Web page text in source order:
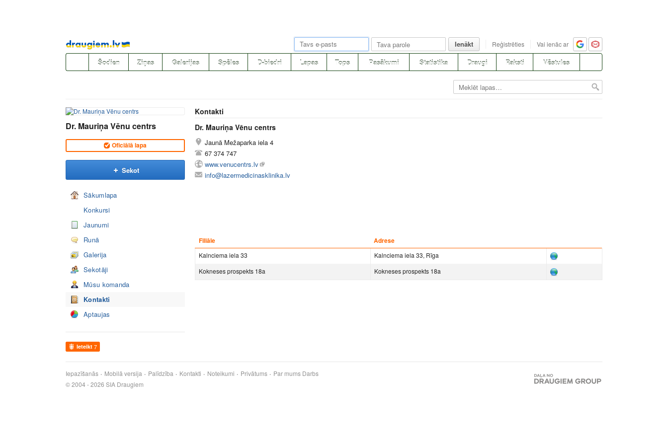
Pāriet
uz
saturu
Ienākt Reģistrēties Vai ienāc ar
Šodien Ziņas Galerijas Spēles D-biedri Lapas Tops Pasākumi Statistika Draugi Raksti Vēstules
Dr. Mauriņa Vēnu centrs
Oficiālā lapa
Sekot
Sākumlapa
Konkursi
Jaunumi
Runā
Galerija
Sekotāji
Mūsu komanda
Kontakti
Aptaujas
Ieteikt 7
Kontakti
Dr. Mauriņa Vēnu centrs
Jaunā Mežaparka iela 4
67 374 747
www.venucentrs.lv
info@lazermedicinasklinika.lv
Filiāle Adrese
Kalnciema iela 33
Kalnciema iela 33, Rīga
Kokneses prospekts 18a
Kokneses prospekts 18a
Iepazīšanās Mobilā versija Palīdzība Kontakti Noteikumi Privātums Par mums Darbs
© 2004 - 2026 SIA Draugiem